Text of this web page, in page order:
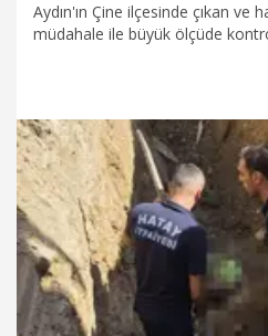
Aydın'ın Çine ilçesinde çıkan ve
müdahale ile büyük ölçüde
2.08.2026 Gündem